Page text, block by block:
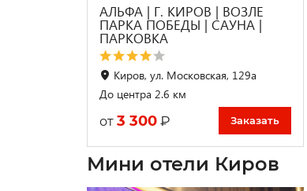
АЛЬФА | Г. КИРОВ | ВОЗЛЕ
ПАРКА ПОБЕДЫ | CАУНА |
ПАРКОВКА
Киров, ул. Московская, 129а
До центра 2.6 км
от 3 300 ₽ Заказать
Мини отели Киров